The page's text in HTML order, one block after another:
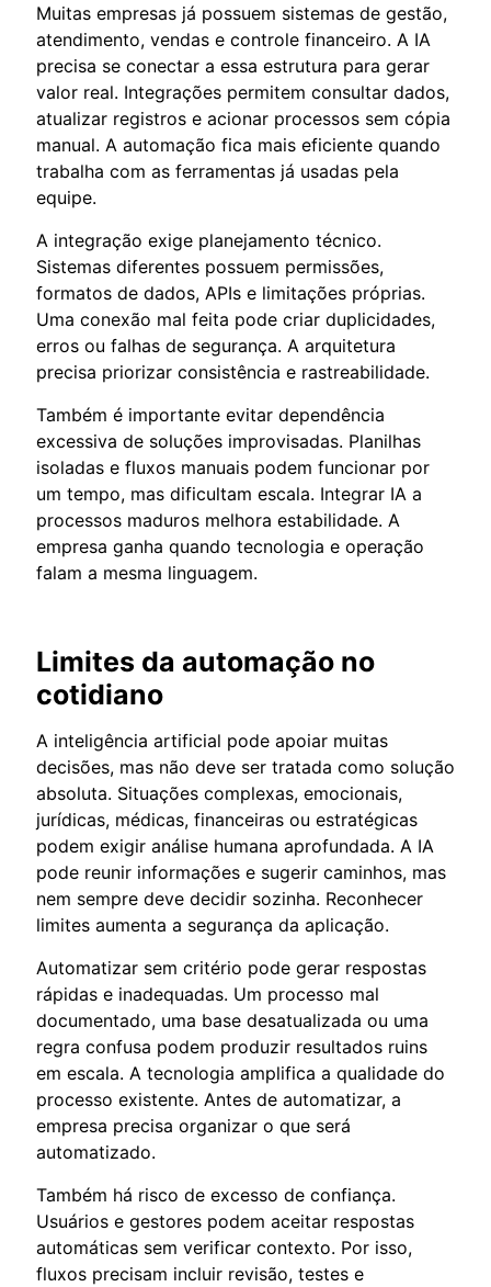
Muitas empresas já possuem sistemas de gestão,
atendimento, vendas e controle financeiro. A IA
precisa se conectar a essa estrutura para gerar
valor real. Integrações permitem consultar dados,
atualizar registros e acionar processos sem cópia
manual. A automação fica mais eficiente quando
trabalha com as ferramentas já usadas pela
equipe.
A integração exige planejamento técnico.
Sistemas diferentes possuem permissões,
formatos de dados, APIs e limitações próprias.
Uma conexão mal feita pode criar duplicidades,
erros ou falhas de segurança. A arquitetura
precisa priorizar consistência e rastreabilidade.
Também é importante evitar dependência
excessiva de soluções improvisadas. Planilhas
isoladas e fluxos manuais podem funcionar por
um tempo, mas dificultam escala. Integrar IA a
processos maduros melhora estabilidade. A
empresa ganha quando tecnologia e operação
falam a mesma linguagem.
Limites da automação no
cotidiano
A inteligência artificial pode apoiar muitas
decisões, mas não deve ser tratada como solução
absoluta. Situações complexas, emocionais,
jurídicas, médicas, financeiras ou estratégicas
podem exigir análise humana aprofundada. A IA
pode reunir informações e sugerir caminhos, mas
nem sempre deve decidir sozinha. Reconhecer
limites aumenta a segurança da aplicação.
Automatizar sem critério pode gerar respostas
rápidas e inadequadas. Um processo mal
documentado, uma base desatualizada ou uma
regra confusa podem produzir resultados ruins
em escala. A tecnologia amplifica a qualidade do
processo existente. Antes de automatizar, a
empresa precisa organizar o que será
automatizado.
Também há risco de excesso de confiança.
Usuários e gestores podem aceitar respostas
automáticas sem verificar contexto. Por isso,
fluxos precisam incluir revisão, testes e